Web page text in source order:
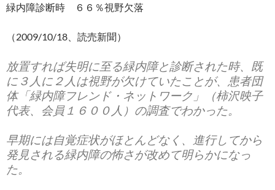
緑内障診断時 ６６％視野欠落
（2009/10/18、読売新聞）
放置すれば失明に至る緑内障と診断された時、既
に３人に２人は視野が欠けていたことが、患者団
体「緑内障フレンド・ネットワーク」（柿沢映子
代表、会員１６００人）の調査でわかった。
早期には自覚症状がほとんどなく、進行してから
発見される緑内障の怖さが改めて明らかになっ
た。